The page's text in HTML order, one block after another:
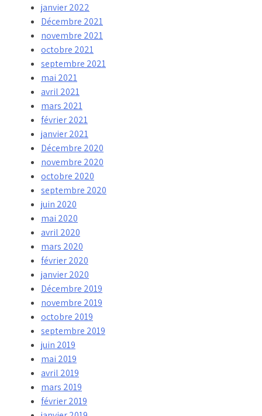
janvier 2022
Décembre 2021
novembre 2021
octobre 2021
septembre 2021
mai 2021
avril 2021
mars 2021
février 2021
janvier 2021
Décembre 2020
novembre 2020
octobre 2020
septembre 2020
juin 2020
mai 2020
avril 2020
mars 2020
février 2020
janvier 2020
Décembre 2019
novembre 2019
octobre 2019
septembre 2019
juin 2019
mai 2019
avril 2019
mars 2019
février 2019